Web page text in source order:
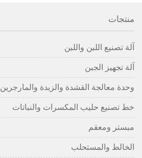
منتجات
آلة تصنيع اللبن واللبن
آلة تجهيز الجبن
وحدة معالجة القشدة والزبدة والمارجرين
خط تصنيع حليب المكسرات والنباتات
مبستر ومعقم
الخالط والمستحلب